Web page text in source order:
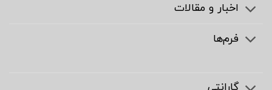
اخبار و مقالات
فرم‌ها